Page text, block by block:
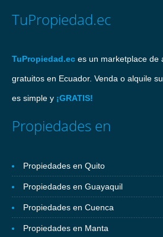
TuPropiedad.ec
TuPropiedad.ec es un marketplace de
gratuitos en Ecuador. Venda o alquile
es simple y ¡GRATIS!
Propiedades en
Propiedades en Quito
Propiedades en Guayaquil
Propiedades en Cuenca
Propiedades en Manta